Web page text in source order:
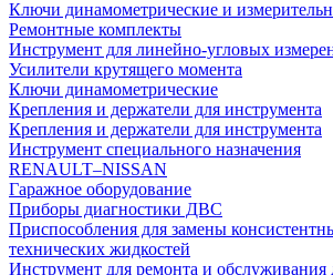
Ключи динамометрические и
Ремонтные комплекты
Инструмент для линейно-угловых
Усилители крутящего момента
Ключи динамометрические
Крепления и держатели для инструмента
Крепления и держатели для инструмента
Инструмент специального назначения
RENAULT–NISSAN
Гаражное оборудование
Приборы диагностики ДВС
Приспособления для замены
технических жидкостей
Инструмент для ремонта и обслуживания